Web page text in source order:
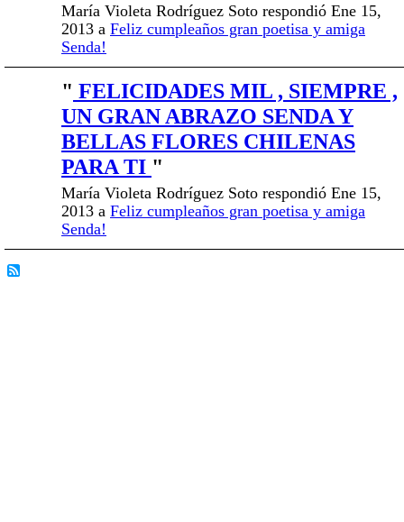
María Violeta Rodríguez Soto respondió Ene 15,
2013 a Feliz cumpleaños gran poetisa y amiga
Senda!
" FELICIDADES MIL , SIEMPRE ,
UN GRAN ABRAZO SENDA Y
BELLAS FLORES CHILENAS
PARA TI "
María Violeta Rodríguez Soto respondió Ene 15,
2013 a Feliz cumpleaños gran poetisa y amiga
Senda!